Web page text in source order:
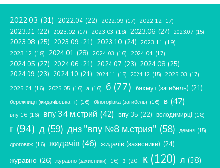
2022.03 (31) 2022.04 (22) 2022.09 (17) 2022.12 (17)
2023.01 (22) 2023.02 (17) 2023.03 (18) 2023.06 (27) 2023.07 (15)
2023.08 (25) 2023.09 (21) 2023.10 (24) 2023.11 (19)
2023.12 (18) 2024.01 (28) 2024.03 (16) 2024.04 (17)
2024.05 (27) 2024.06 (21) 2024.07 (23) 2024.08 (25)
2024.09 (23) 2024.10 (21) 2024.11 (15) 2024.12 (15) 2025.03 (17)
2025.04 (16) 2025.05 (16) а (16) б (77) бахмут (загибель) (21)
бережниця (жидачівська тг) (16) білогорівка (загибель) (16) в (47)
впу 16 (16) впу 34 м.стрий (42) впу 35 (22) володимирці (18)
г (94) д (59) днз "впу №8 м.стрия" (58) демня (15)
дроговиж (16) жидачів (46) жидачів (захисники) (24)
журавно (26) журавно (захисники) (16) з (20) к (120) л (38)